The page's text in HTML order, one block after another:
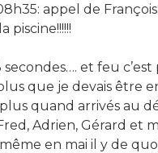
appel de
piscine!!!!!!
secondes…. et feu
que je devais être
quand arrivés au
Adrien, Gérard et
en mai il y de